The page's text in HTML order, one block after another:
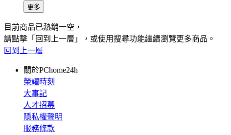
更多
目前商品已熱銷一空，
請點擊「回到上一層」，或使用搜尋功能繼續瀏覽更多商品。
回到上一層
關於PChome24h
榮耀時刻
大事記
人才招募
隱私權聲明
服務條款